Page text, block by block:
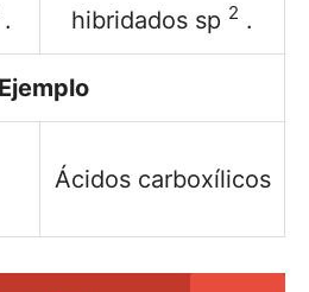
.
hibridados sp 2 .
Ejemplo
Ácidos carboxílicos